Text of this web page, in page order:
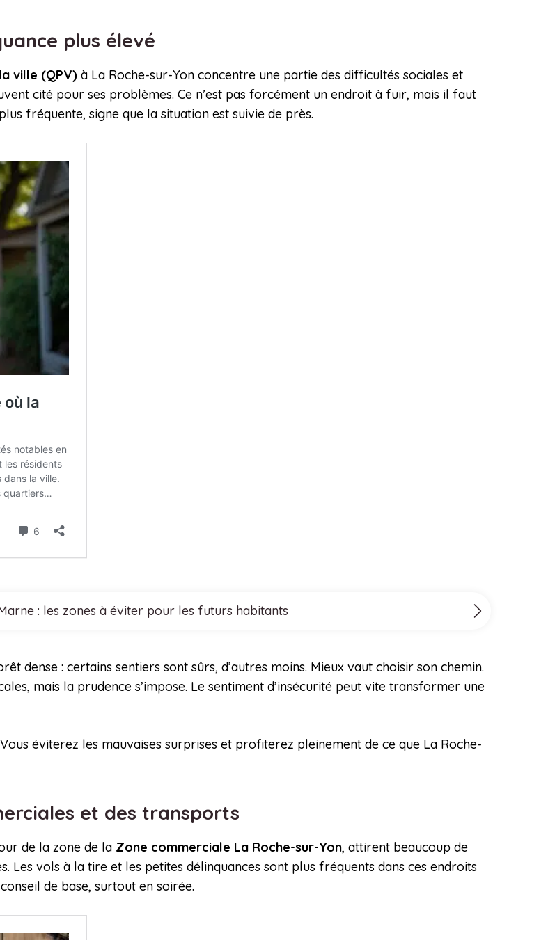
plus élevé
ville (QPV) à La Roche-sur-Yon concentre une partie des difficultés sociales et
cité pour ses problèmes. Ce n’est pas forcément un endroit à fuir, mais il faut
fréquente, signe que la situation est suivie de près.
: les zones à éviter pour les futurs habitants
dense : certains sentiers sont sûrs, d’autres moins. Mieux vaut choisir son chemin.
mais la prudence s’impose. Le sentiment d’insécurité peut vite transformer une
éviterez les mauvaises surprises et profiterez pleinement de ce que La Roche-
et des transports
de la zone de la Zone commerciale La Roche-sur-Yon, attirent beaucoup de
Les vols à la tire et les petites délinquances sont plus fréquents dans ces endroits
de base, surtout en soirée.